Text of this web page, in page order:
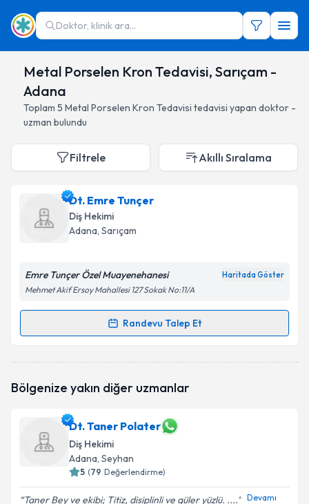
Doktor, klinik ara...
Metal Porselen Kron Tedavisi, Sarıçam -
Adana
Toplam 5 Metal Porselen Kron Tedavisi tedavisi yapan doktor -
uzman bulundu
Filtrele Akıllı Sıralama
Dt. Emre Tunçer
Diş Hekimi
Adana, Sarıçam
Emre Tunçer Özel Muayenehanesi Haritada Göster
Mehmet Akif Ersoy Mahallesi 127 Sokak No:11/A
Randevu Talep Et
Randevu Takvimi Talebi
oluşturun. Size bu uzmandan randevu almanız için bir
E-posta Adresiniz
Kişisel verilerimin işlenmesine ilişkinAydınlatma
Bölgenize yakın diğer uzmanlar
Dt. Taner Polater
Diş Hekimi
Adana, Seyhan
5 (79 Değerlendirme)
Taner Bey ve ekibi; Titiz, disiplinli ve güler yüzlü. .... Devamı